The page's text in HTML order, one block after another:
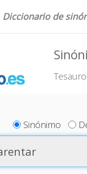
Diccionario de
Sinónimo